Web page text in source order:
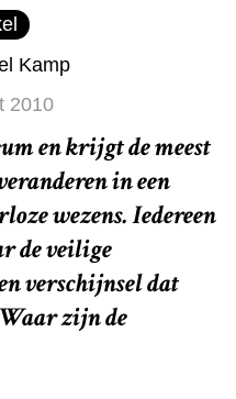
Kamp
2010
en krijgt de meest
in een
wezens. Iedereen
de veilige
verschijnsel dat
zijn de